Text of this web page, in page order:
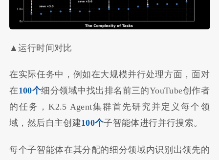
▲运行时间对比
在实际任务中，例如在大规模并行处理方面，面对
在100个细分领域中找出排名前三的YouTube创作者
的任务，K2.5 Agent集群首先研究并定义每个领
域，然后自主创建100个子智能体进行并行搜索。
每个子智能体在其分配的细分领域内识别出领先的